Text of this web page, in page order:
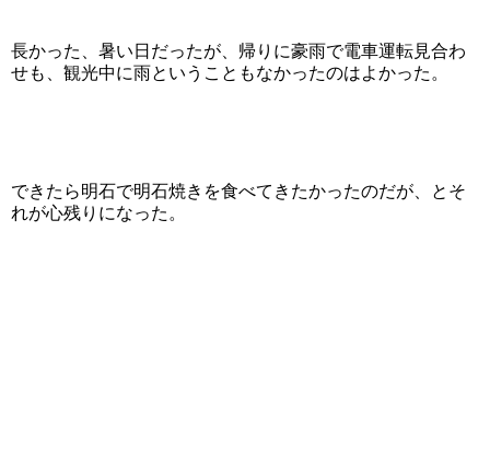
長かった、暑い日だったが、帰りに豪雨で電車運転見合わ
せも、観光中に雨ということもなかったのはよかった。
できたら明石で明石焼きを食べてきたかったのだが、とそ
れが心残りになった。